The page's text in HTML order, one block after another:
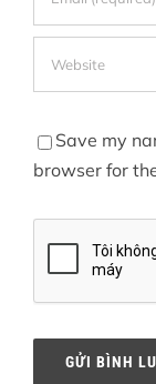
Save my
browser for